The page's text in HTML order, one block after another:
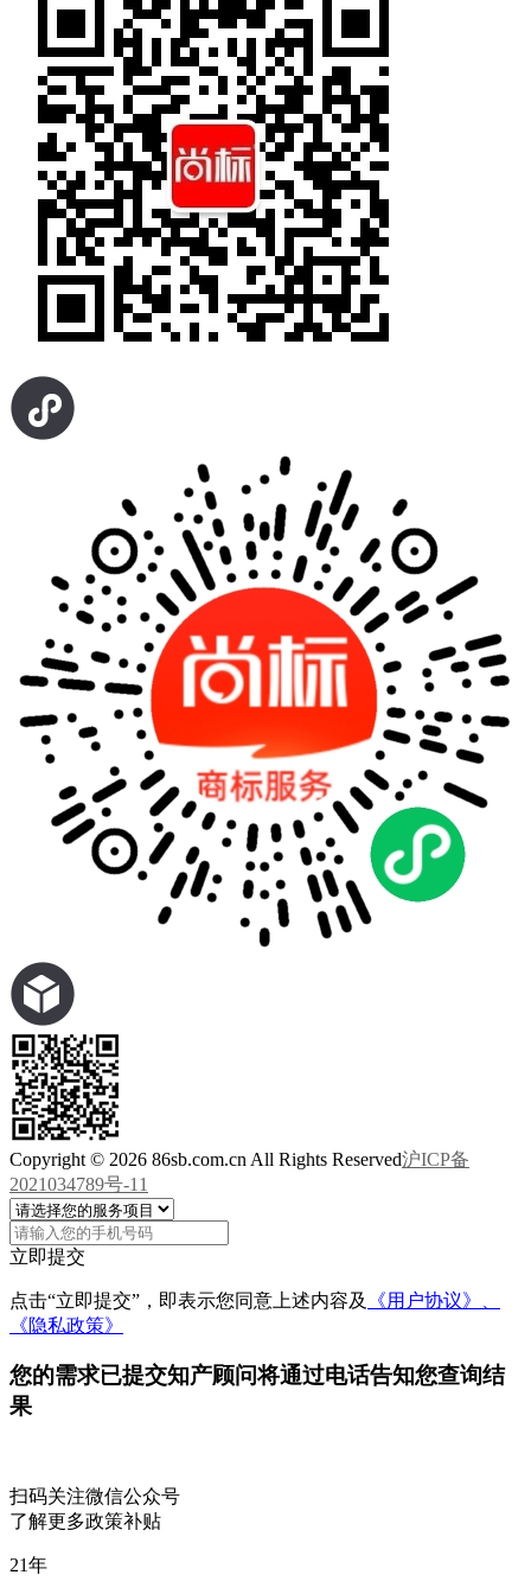
Copyright © 2026 86sb.com.cn All Rights Reserved沪ICP备
2021034789号-11
立即提交
点击“立即提交”，即表示您同意上述内容及
《用户协议》、
《隐私政策》
您的需求已提交知产顾问将通过电话告知您查询结
果
扫码关注微信公众号
了解更多政策补贴
21年